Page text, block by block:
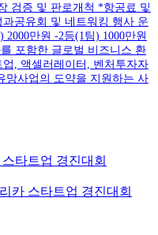
타트업 경진대회
카 스타트업 경진대회